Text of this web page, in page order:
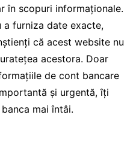
în scopuri informaționale.
a furniza date exacte,
că acest website nu
acestora. Doar
de cont bancare
și urgentă, îți
mai întâi.